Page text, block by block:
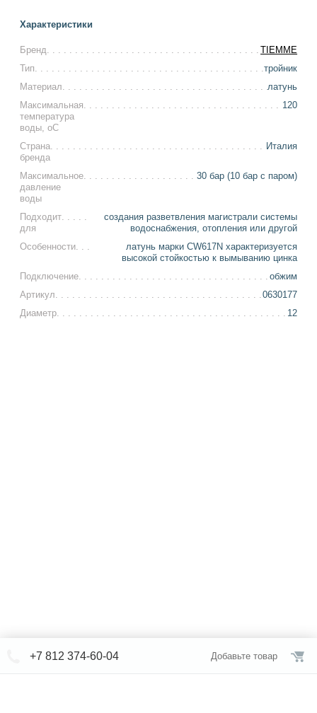
Характеристики
Бренд
TIEMME
Тип
тройник
Материал
латунь
Максимальная
температура
воды, оС
120
Страна
бренда
Италия
Максимальное
давление
воды
30 бар (10 бар с паром)
Подходит
для
создания разветвления магистрали системы
водоснабжения, отопления или другой
Особенности
латунь марки CW617N характеризуется
высокой стойкостью к вымыванию цинка
Подключение
обжим
Артикул
0630177
Диаметр
12
+7 812 374-60-04 Добавьте товар